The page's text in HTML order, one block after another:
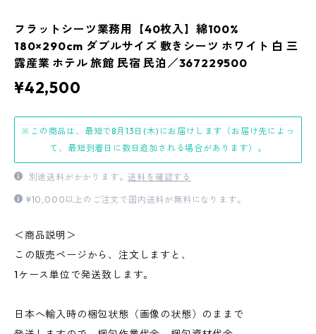
フラットシーツ業務用【40枚入】綿100%
180×290cm ダブルサイズ 敷きシーツ ホワイト 白 三
露産業 ホテル 旅館 民宿 民泊／367229500
¥42,500
※この商品は、最短で8月13日(木)にお届けします（お届け先によっ
て、最短到着日に数日追加される場合があります）。
別途送料がかかります。送料を確認する
¥10,000以上のご注文で国内送料が無料になります。
＜商品説明＞
この販売ページから、注文しますと、
1ケース単位で発送致します。
日本へ輸入時の梱包状態（画像の状態）のままで